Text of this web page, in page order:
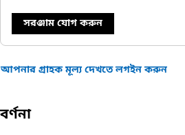
সরঞ্জাম যোগ করুন
আপনার গ্রাহক মূল্য দেখতে লগইন করুন
বর্ণনা